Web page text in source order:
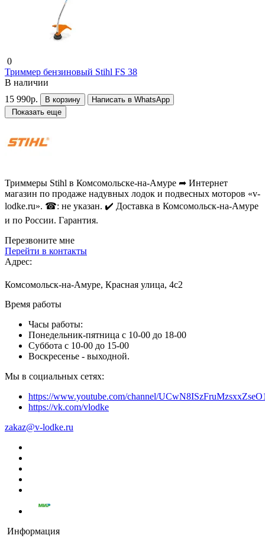
0
Триммер бензиновый Stihl FS 38
В наличии
15 990р.
В корзину
Написать в WhatsApp
Показать еще
Триммеры Stihl в Комсомольске-на-Амуре ➦ Интернет
магазин по продаже надувных лодок и подвесных моторов «v-
lodke.ru». ☎: не указан. ✔️ Доставка в Комсомольск-на-Амуре
и по России. Гарантия.
Перезвоните мне
Перейти в контакты
Адрес:
Комсомольск-на-Амуре, Красная улица, 4с2
Время работы
Часы работы:
Понедельник-пятница с 10-00 до 18-00
Суббота с 10-00 до 15-00
Воскресенье - выходной.
Мы в социальных сетях:
https://www.youtube.com/channel/
https://vk.com/vlodke
zakaz@v-lodke.ru
Информация